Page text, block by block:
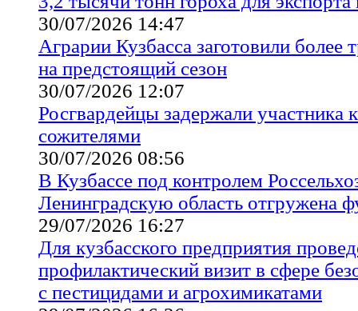
30/07/2026 14:47
Аграрии Кузбасса заготовили более
на предстоящий сезон
30/07/2026 12:07
Росгвардейцы задержали участника
сожителями
30/07/2026 08:56
В Кузбассе под контролем
Ленинградскую область отгружена
29/07/2026 16:27
Для кузбасского предприятия
профилактический визит в сфере
с пестицидами и агрохимикатами